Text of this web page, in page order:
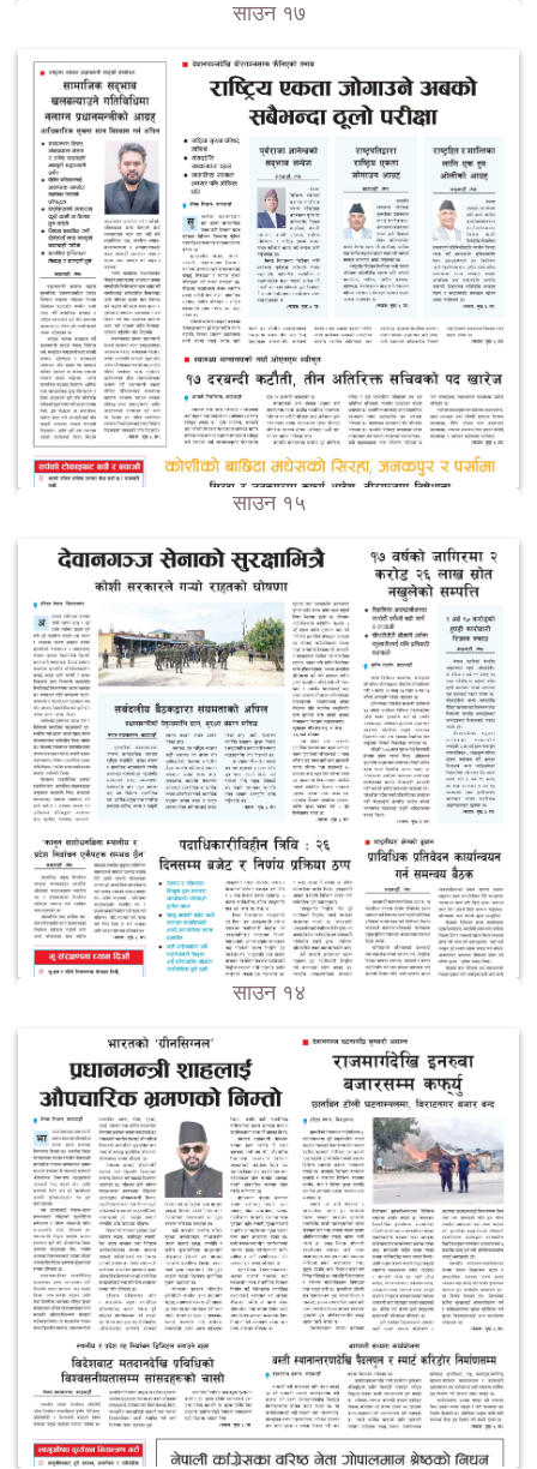
साउन १७
साउन १५
साउन १४